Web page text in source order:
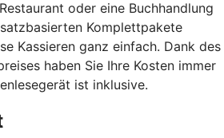
oder eine Buchhandlung
Komplettpakete
Kassieren ganz einfach. Dank des
haben Sie Ihre Kosten immer
ist inklusive.